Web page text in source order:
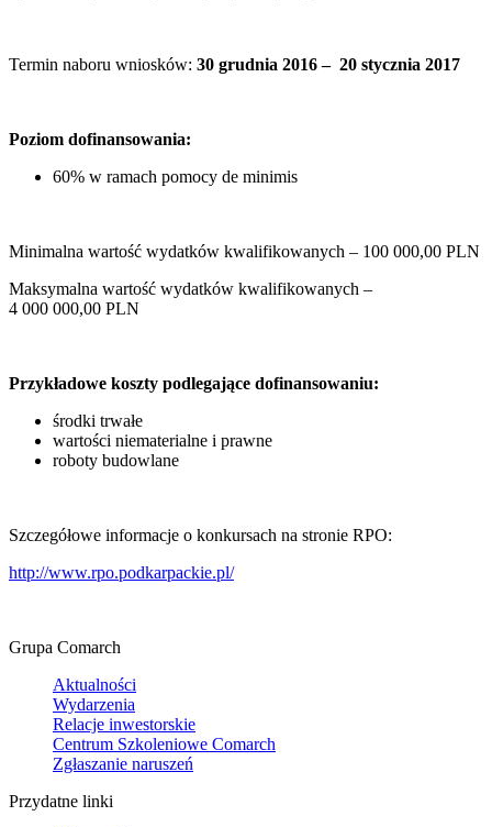
Termin naboru wniosków: 30 grudnia 2016 – 20 stycznia 2017
Poziom dofinansowania:
60% w ramach pomocy de minimis
Minimalna wartość wydatków kwalifikowanych – 100 000,00 PLN
Maksymalna wartość wydatków kwalifikowanych –
4 000 000,00 PLN
Przykładowe koszty podlegające dofinansowaniu:
środki trwałe
wartości niematerialne i prawne
roboty budowlane
Szczegółowe informacje o konkursach na stronie RPO:
http://www.rpo.podkarpackie.pl/
Grupa Comarch
Aktualności
Wydarzenia
Relacje inwestorskie
Centrum Szkoleniowe Comarch
Zgłaszanie naruszeń
Przydatne linki